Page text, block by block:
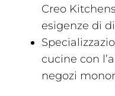
Creo
esigenze di
cucine con
negozi